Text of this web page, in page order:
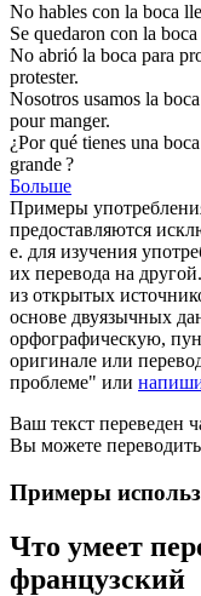
No hables con la boca
Se quedaron con la boca
No abrió la boca para
protester.
Nosotros usamos la boca
pour manger.
¿Por qué tienes una boca
grande ?
Больше
Примеры
предоставляются
е. для изучения
их перевода на
из открытых
основе двуязычных
орфографическую,
оригинале или
проблеме" или
Ваш текст переведен
Вы можете
Примеры
Что умеет
французский